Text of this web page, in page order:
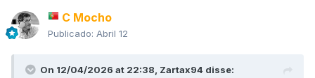
C Mocho
Publicado: Abril 12
On 12/04/2026 at 22:38, Zartax94 disse: